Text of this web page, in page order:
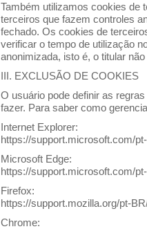
Também utilizamos cookies de
terceiros que fazem controles
fechado. Os cookies de
verificar o tempo de utilização
anonimizada, isto é, o titular
III. EXCLUSÃO DE COOKIES
O usuário pode definir as
fazer. Para saber como
Internet Explorer:
https://support.microsoft.com/
Microsoft Edge:
https://support.microsoft.com/
Firefox:
https://support.mozilla.org/pt-
Chrome: